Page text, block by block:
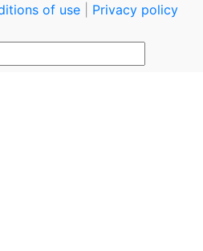
of use Privacy policy